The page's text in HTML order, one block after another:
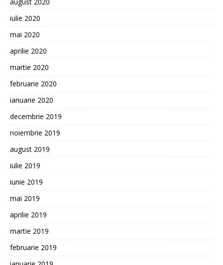
iulie 2020
mai 2020
aprilie 2020
martie 2020
februarie 2020
ianuarie 2020
decembrie 2019
noiembrie 2019
august 2019
iulie 2019
iunie 2019
mai 2019
aprilie 2019
martie 2019
februarie 2019